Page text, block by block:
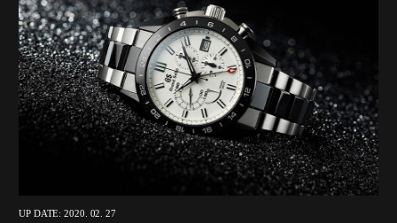
UP DATE: 2020. 02. 27